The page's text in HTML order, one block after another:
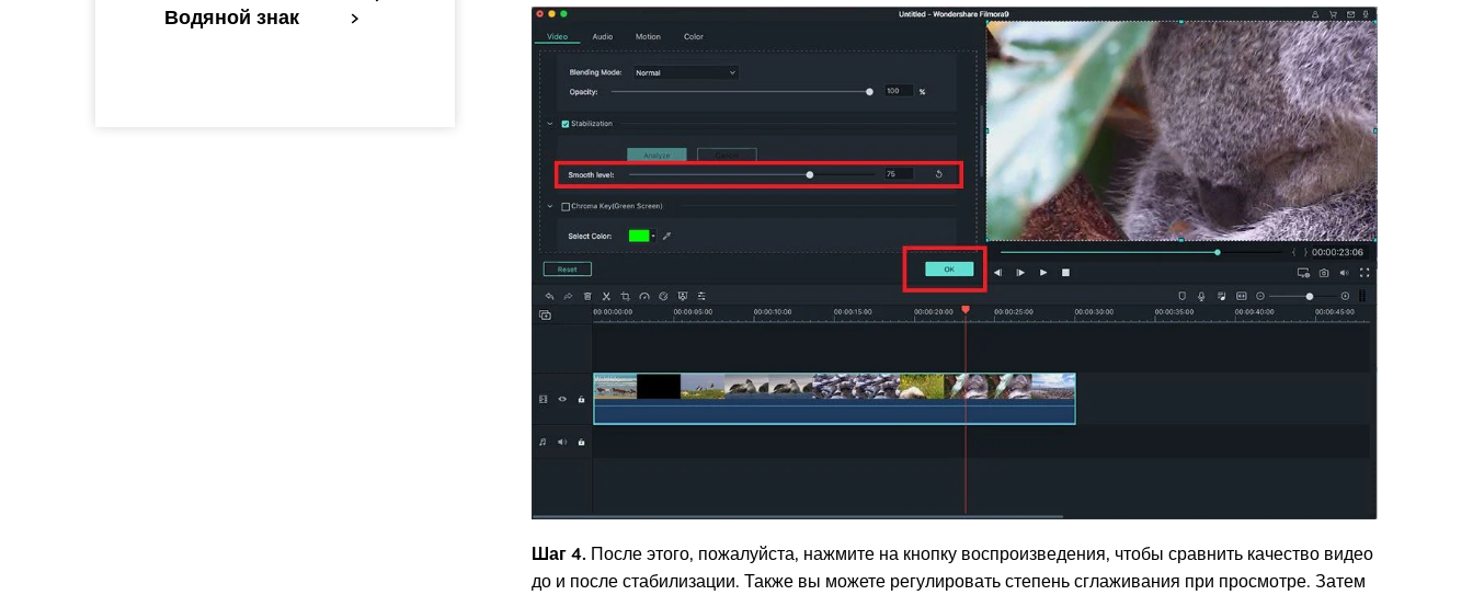
Водяной знак
Шаг 4. После этого, пожалуйста, нажмите на кнопку воспроизведения, чтобы сравнить качество видео
до и после стабилизации. Также вы можете регулировать степень сглаживания при просмотре. Затем